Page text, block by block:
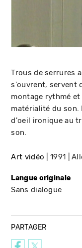
Trous de serrures
s'ouvrent, servent
montage rythmé
matérialité du son.
d'oeil ironique au
son.
Art vidéo 1991
Langue originale
Sans dialogue
PARTAGER